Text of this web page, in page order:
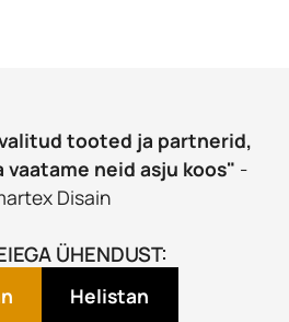
tooted ja partnerid,
neid asju koos" -
Disain
ÜHENDUST:
Helistan